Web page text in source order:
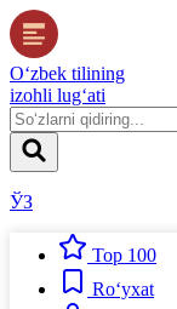
O‘zbek tilining
izohli lug‘ati
ЎЗ
Top 100
Ro‘yxat